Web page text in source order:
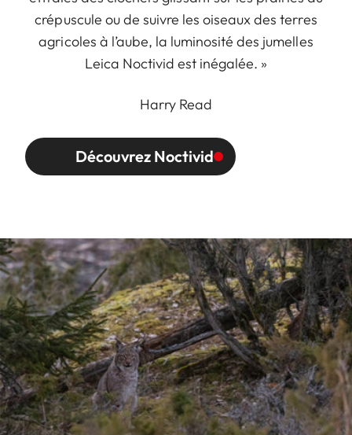
crépuscule ou de suivre les oiseaux des terres
agricoles à l’aube, la luminosité des jumelles
Leica Noctivid est inégalée. »
Harry Read
Découvrez Noctivid